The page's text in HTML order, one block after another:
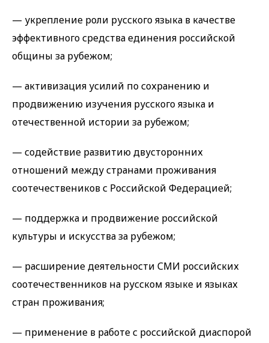
— укрепление роли русского языка в качестве
эффективного средства единения российской
общины за рубежом;
— активизация усилий по сохранению и
продвижению изучения русского языка и
отечественной истории за рубежом;
— содействие развитию двусторонних
отношений между странами проживания
соотечествеников с Российской Федерацией;
— поддержка и продвижение российской
культуры и искусства за рубежом;
— расширение деятельности СМИ российских
соотечественников на русском языке и языках
стран проживания;
— применение в работе с российской диаспорой